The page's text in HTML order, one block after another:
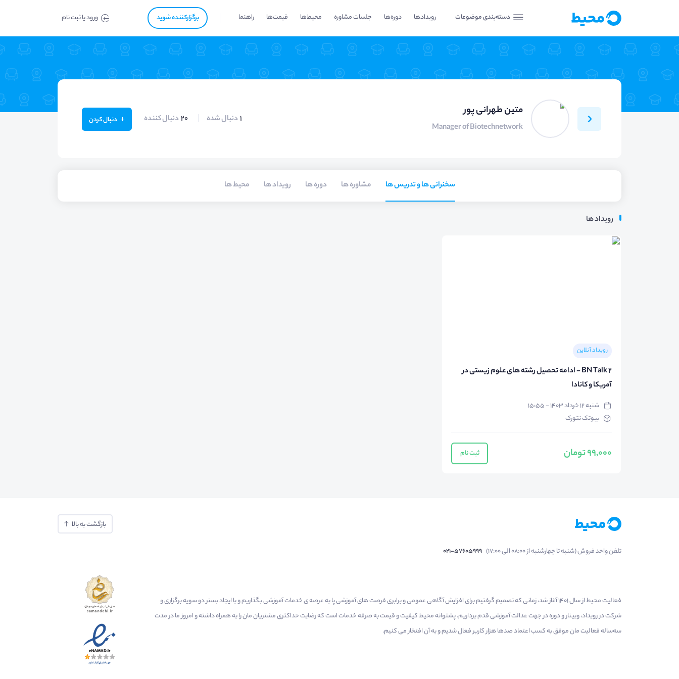
دسته‌بندی موضوعات رویدادها دوره‌ها جلسات مشاوره محیط‌ها قیمت‌ها راهنما برگزار‌‌کننده شوید ورود یا ثبت نام
متین طهرانی پور
Manager of Biotechnetwork
1 دنبال شده 20 دنبال کننده دنبال کردن
سخنرانی ها و تدریس ها مشاوره ها دوره ها رویداد ها محیط ها
رویداد ها
رویداد آنلاین
BN Talk 2 - ادامه تحصیل رشته های علوم زیستی در
آمریکا و کانادا
شنبه ۱۲ خرداد ۱۴۰۳ - ۱۵:۵۵
بیوتک نتورک
99,000 تومان ثبت نام
بازگشت به بالا
تلفن واحد فروش (شنبه تا چهارشنبه از 08:00 الی 17:00) 021-57605999
فعالیت محیط از سال 1401 آغاز شد، زمانی که تصمیم گرفتیم برای افزایش آگاهی عمومی و برابری فرصت های آموزشی پا به عرصه ی خدمات آموزشی بگذاریم و با ایجاد بستر دو سویه برگزاری و
شرکت در رویداد، وبینار و دوره در جهت عدالت آموزشی قدم برداریم. پشتوانه محیط کیفیت و قیمت به صرفه خدمات است که رضایت حداکثری مشتریان مان را به همراه داشته و امروز ما در مدت
سه‌ساله فعالیت مان موفق به کسب اعتماد صدها هزار کاربر فعال شدیم و به آن افتخار می‌ کنیم.